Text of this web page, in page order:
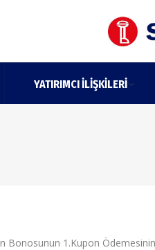
YATIRIMCI İLIŞKILERI
1.Kupon Ödemesinin